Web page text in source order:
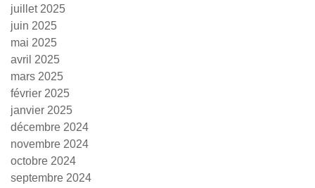
juillet 2025
juin 2025
mai 2025
avril 2025
mars 2025
février 2025
janvier 2025
décembre 2024
novembre 2024
octobre 2024
septembre 2024